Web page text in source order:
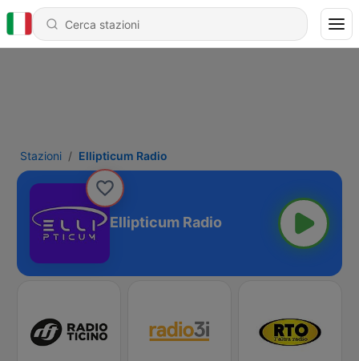
Stazioni Ellipticum Radio
Ellipticum Radio